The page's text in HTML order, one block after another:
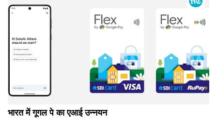
भारत में गूगल पे का एआई उन्नयन